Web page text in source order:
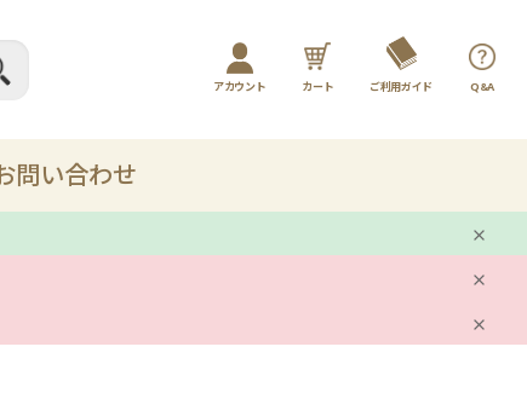
アカウント カート ご利用ガイド Q&A
問い合わせ